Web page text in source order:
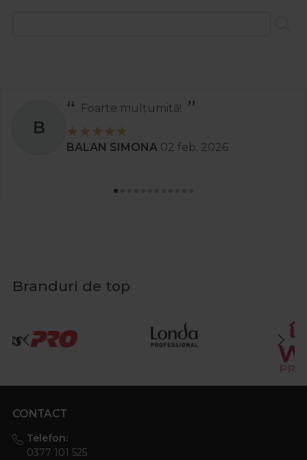
B
Foarte mulțumită!
BALAN SIMONA 02 feb. 2026
Branduri de top
CONTACT
Telefon:
0377 101 525